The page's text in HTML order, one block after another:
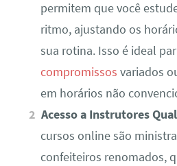
permitem que você
ritmo, ajustando os
sua rotina. Isso é ideal
compromissos variados
em horários não
Acesso a Instrutores
cursos online são
confeiteiros renomados,